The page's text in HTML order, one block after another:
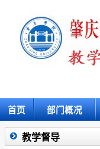
首页 部门概况
教学督导